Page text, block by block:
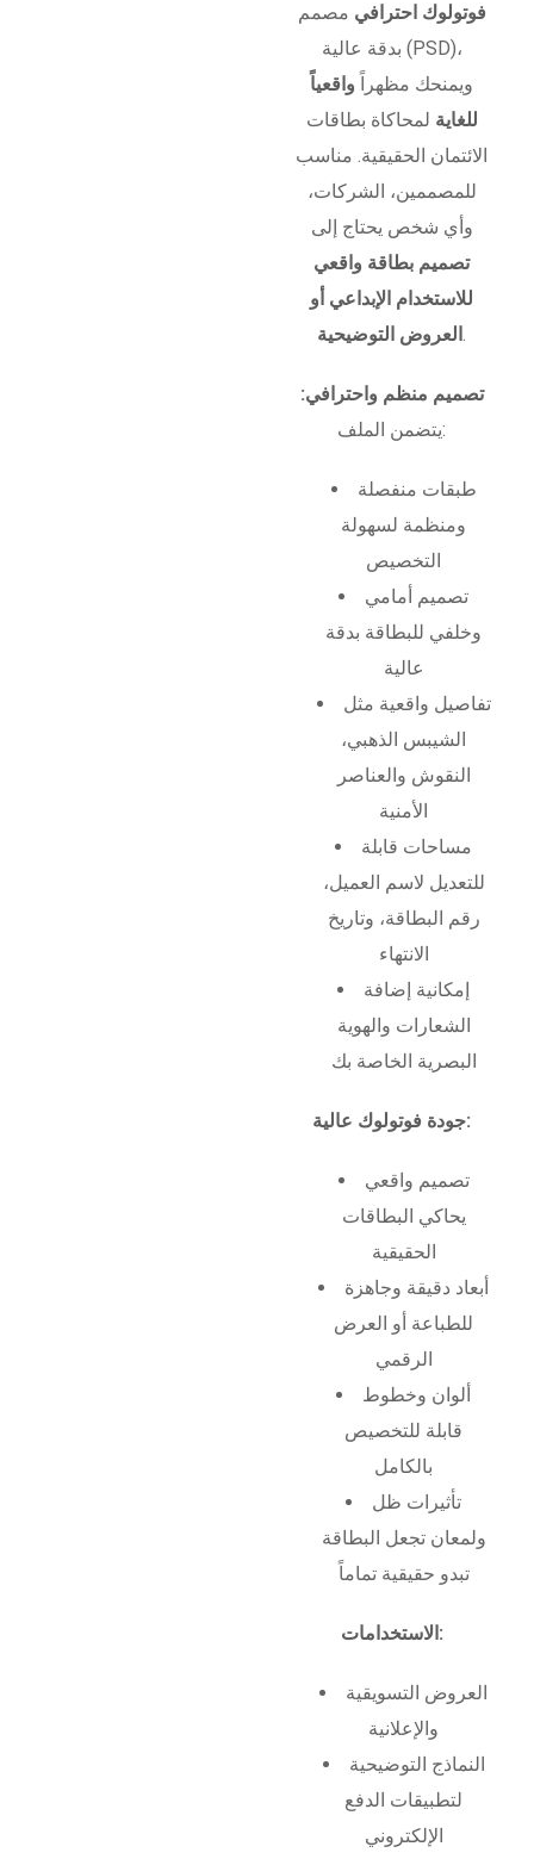
فوتولوك احترافي مصمم
بدقة عالية (PSD)،
ويمنحك مظهراً واقعياً
للغاية لمحاكاة بطاقات
الائتمان الحقيقية. مناسب
للمصممين، الشركات،
وأي شخص يحتاج إلى
تصميم بطاقة واقعي
للاستخدام الإبداعي أو
العروض التوضيحية .
تصميم منظم واحترافي:
يتضمن الملف:
طبقات منفصلة
ومنظمة لسهولة
التخصيص
تصميم أمامي
وخلفي للبطاقة بدقة
عالية
تفاصيل واقعية مثل
الشيبس الذهبي،
النقوش والعناصر
الأمنية
مساحات قابلة
للتعديل لاسم العميل،
رقم البطاقة، وتاريخ
الانتهاء
إمكانية إضافة
الشعارات والهوية
البصرية الخاصة بك
جودة فوتولوك عالية:
تصميم واقعي
يحاكي البطاقات
الحقيقية
أبعاد دقيقة وجاهزة
للطباعة أو العرض
الرقمي
ألوان وخطوط
قابلة للتخصيص
بالكامل
تأثيرات ظل
ولمعان تجعل البطاقة
تبدو حقيقية تماماً
الاستخدامات:
العروض التسويقية
والإعلانية
النماذج التوضيحية
لتطبيقات الدفع
الإلكتروني